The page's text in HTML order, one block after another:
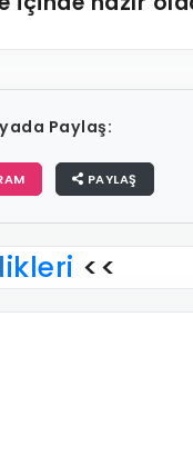
Paylaş:
PAYLAŞ
<<